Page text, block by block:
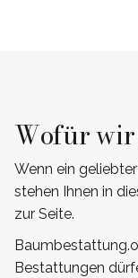
Wofür
Wenn ein
stehen Ihnen in
zur Seite.
Bestattungen